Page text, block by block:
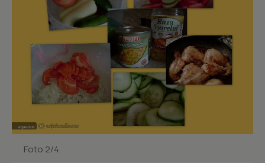
Foto 2/4